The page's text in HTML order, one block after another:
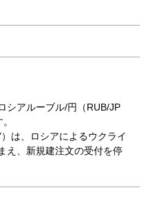
シアルーブル/円（RUB/JP
は、ロシアによるウクライ
え、新規建注文の受付を停